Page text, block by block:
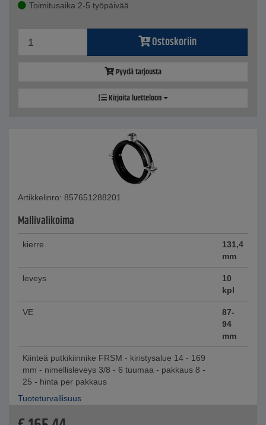
Toimitusaika 2-5 työpäivää
Ostoskoriin
Pyydä tarjousta
Kirjoita luetteloon
Artikkelinro: 857651288201
Mallivalikoima
kierre
131,4
mm
leveys
10
kpl
VE
87-
94
mm
Kiinteä putkikiinnike FRSM - kiristysalue 14 - 169
mm - nimellisleveys 3/8 - 6 tuumaa - pakkaus 8 -
25 - hinta per pakkaus
Tuoteturvallisuus